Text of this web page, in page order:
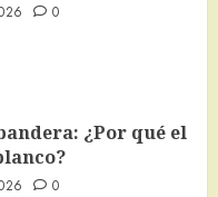
0
¿Por qué el
0